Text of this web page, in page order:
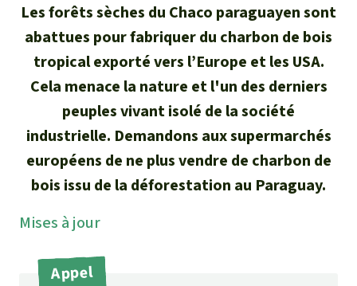
Informations
Pour approfondir
Actualités
Succès
Lettre d'information
Climat et forêt tropicale
Asso ciation
Sauvons la forêt
Qui sommes-nous ?
Nous contacter
Recherche
Français
Deutsch
English
Fonds d'urgence
Certificats de don
Questions & réponses
Don pour un thème
Protection des animaux
Don pour une région
Les forêts sèches du Chaco paraguayen sont
abattues pour fabriquer du charbon de bois
tropical exporté vers l’Europe et les USA.
Cela menace la nature et l'un des derniers
peuples vivant isolé de la société
industrielle. Demandons aux supermarchés
européens de ne plus vendre de charbon de
bois issu de la déforestation au Paraguay.
Mises à jour
Appel